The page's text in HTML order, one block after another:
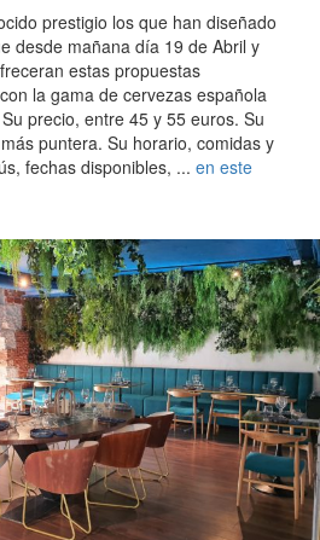
prestigio los que han diseñado
desde mañana día 19 de Abril y
estas propuestas
la gama de cervezas española
precio, entre 45 y 55 euros. Su
puntera. Su horario, comidas y
fechas disponibles, ... en este